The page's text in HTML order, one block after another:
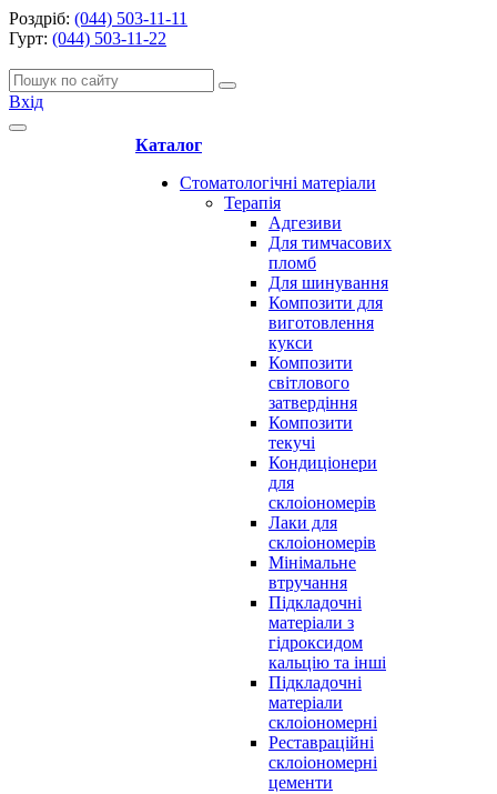
Роздріб: (044) 503-11-11
Гурт: (044) 503-11-22
Вхід
Каталог
Стоматологічні матеріали
Терапія
Адгезиви
Для тимчасових
пломб
Для шинування
Композити для
виготовлення
кукси
Композити
світлового
затвердіння
Композити
текучі
Кондиціонери
для
склоіономерів
Лаки для
склоіономерів
Мінімальне
втручання
Підкладочні
матеріали з
гідроксидом
кальцію та інші
Підкладочні
матеріали
склоіономерні
Реставраційні
склоіономерні
цементи